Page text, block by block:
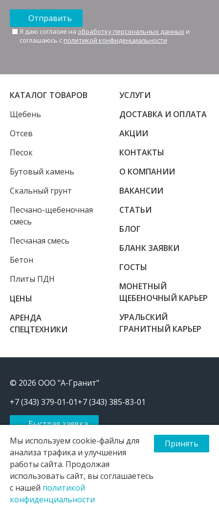
Я даю согласие на обработку персональных данных и
соглашаюсь с политикой конфиденциальности
Отправить
КАТАЛОГ ТОВАРОВ
Щебень
Отсев
Песок
Бутовый камень
Скальный грунт
Песчано-щебеночная
смесь
Песчаная смесь
Бетон
Плиты ПДН
ЦЕНЫ
АРЕНДА
СПЕЦТЕХНИКИ
УСЛУГИ
ДОСТАВКА И ОПЛАТА
АКЦИИ
КОНТАКТЫ
О КОМПАНИИ
ВАКАНСИИ
СТАТЬИ
БЛОГ
БЛАНК ЗАЯВКИ
ГОСТЫ
МОНЕТНЫЙ
ЩЕБЕНОЧНЫЙ КАРЬЕР
УРАЛЬСКИЙ
ГРАНИТНЫЙ КАРЬЕР
© 2026 ООО "А-Гранит"
+7 (343) 379-01-01+7 (343) 385-83-01
Быстрая заявка
Щебень, отсев, песок, ПЩС продажа и доставка в Екатеринбурге
и Свердловской области
Информация на сайте носит исключительно информационный
характер и не является публичной офертой, определяемой
положениями ст. 437 ГК РФ
Политика конфиденциальности
персональных данных
Мы используем cookie-файлы для
анализа трафика и улучшения
работы сайта. Продолжая
использовать сайт, вы соглашаетесь
с нашей политикой
конфиденциальности
Принять